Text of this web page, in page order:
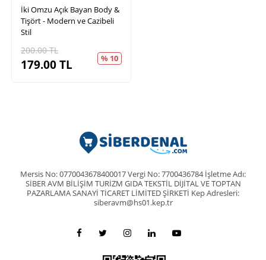
İki Omzu Açık Bayan Body &
Tişört - Modern ve Cazibeli
Stil
200.00TL
179.00TL % 10
Mersis No: 0770043678400017 Vergi No: 7700436784 İşletme Adı:
SİBER AVM BİLİŞİM TURİZM GIDA TEKSTİL DİJİTAL VE TOPTAN
PAZARLAMA SANAYİ TİCARET LİMİTED ŞİRKETİ Kep Adresleri:
siberavm@hs01.kep.tr